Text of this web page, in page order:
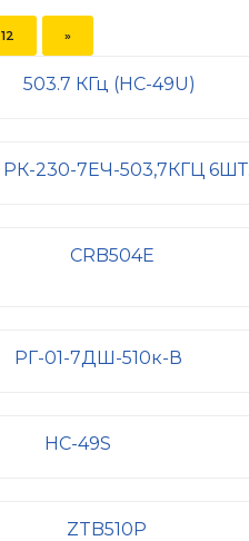
12 »
503.7 КГц (HC-49U)
РК-230-7ЕЧ-503,7КГЦ
CRB504E
РГ-01-7ДШ-510к-В
HC-49S
ZTB510P